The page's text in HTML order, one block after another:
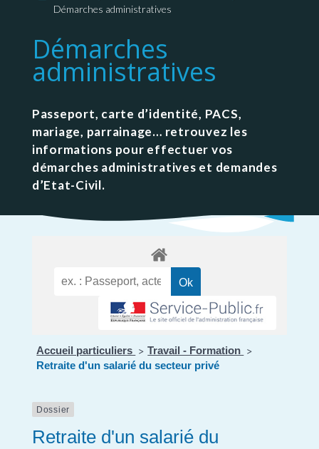
Démarches administratives
Démarches
administratives
Passeport, carte d’identité, PACS,
mariage, parrainage… retrouvez les
informations pour effectuer vos
démarches administratives et demandes
d’Etat-Civil.
Accueil particuliers > Travail - Formation >
Retraite d'un salarié du secteur privé
Dossier
Retraite d'un salarié du